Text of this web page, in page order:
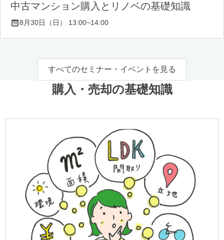
中古マンション購入とリノベの基礎知識
8月30日（日） 13:00~14:00
すべてのセミナー・イベントを見る
購入・売却の基礎知識